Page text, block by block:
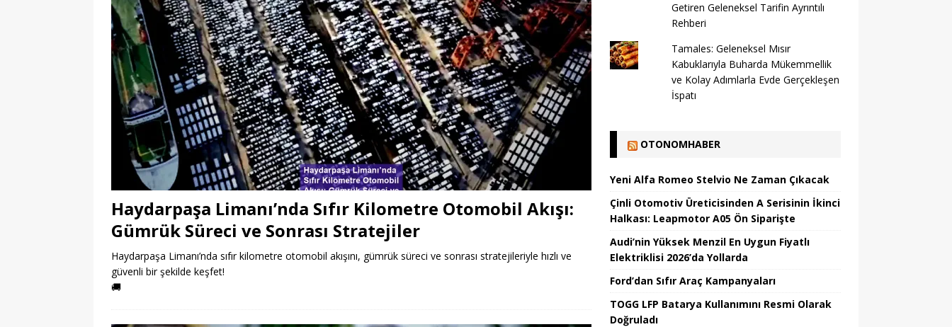
Haydarpaşa Limanı’nda Sıfır Kilometre Otomobil Akışı:
Gümrük Süreci ve Sonrası Stratejiler
Haydarpaşa Limanı’nda sıfır kilometre otomobil akışını, gümrük süreci ve sonrası stratejileriyle hızlı ve
güvenli bir şekilde keşfet!
🚚
Getiren Geleneksel Tarifin Ayrıntılı
Rehberi
Tamales: Geleneksel Mısır
Kabuklarıyla Buharda Mükemmellik
ve Kolay Adımlarla Evde Gerçekleşen
İspatı
OTONOMHABER
Yeni Alfa Romeo Stelvio Ne Zaman Çıkacak
Çinli Otomotiv Üreticisinden A Serisinin İkinci
Halkası: Leapmotor A05 Ön Siparişte
Audi’nin Yüksek Menzil En Uygun Fiyatlı
Elektriklisi 2026’da Yollarda
Ford’dan Sıfır Araç Kampanyaları
TOGG LFP Batarya Kullanımını Resmi Olarak
Doğruladı